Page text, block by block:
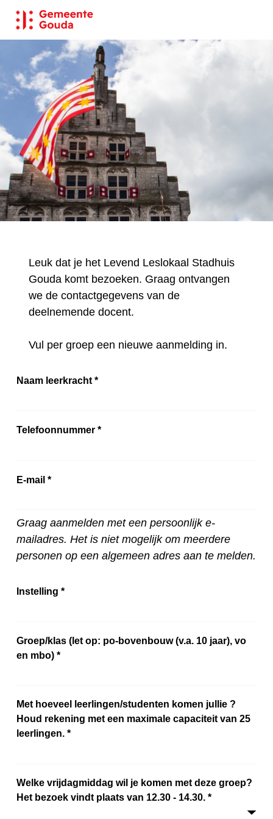
Leuk dat je het Levend Leslokaal Stadhuis
Gouda komt bezoeken. Graag ontvangen
we de contactgegevens van de
deelnemende docent.
Vul per groep een nieuwe aanmelding in.
Naam leerkracht *
Telefoonnummer *
E-mail *
Graag aanmelden met een persoonlijk e-
mailadres. Het is niet mogelijk om meerdere
personen op een algemeen adres aan te melden.
Instelling *
Groep/klas (let op: po-bovenbouw (v.a. 10 jaar), vo
en mbo) *
Met hoeveel leerlingen/studenten komen jullie ?
Houd rekening met een maximale capaciteit van 25
leerlingen. *
Welke vrijdagmiddag wil je komen met deze groep?
Het bezoek vindt plaats van 12.30 - 14.30. *